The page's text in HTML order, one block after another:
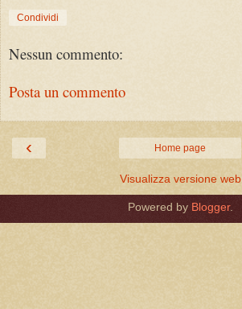
Condividi
Nessun commento:
Posta un commento
‹ Home page
Visualizza versione web
Powered by Blogger.